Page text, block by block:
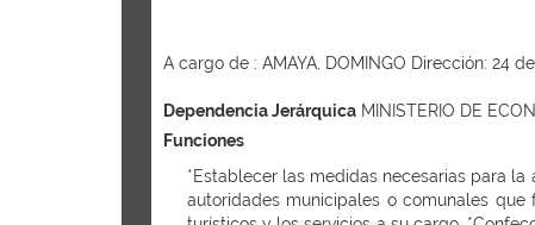
A cargo de : AMAYA, DOMINGO Dirección: 24
Dependencia Jerárquica MINISTERIO DE
Funciones
*Establecer las medidas necesarias para
autoridades municipales o comunales